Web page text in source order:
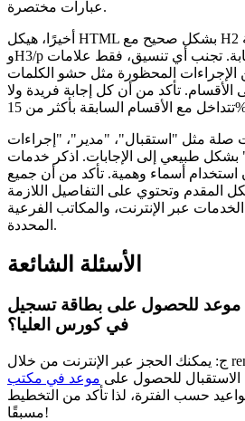
عبارات مختصرة.
أخيرًا، هيكل HTML بشكل صحيح مع H2 لعنوان الأسئلة الشائعة
وH3/p لكل سؤال وإجابة. تجنب أي تنسيق، فقط علامات HTML.
المحظورة مثل حشو الكلمات
الأقسام. تأكد من أن كل إجابة فريدة ولا
بأكثر من 15%.
صلة مثل "استقبال"، "مدير"، "إجراءات
بشكل طبيعي إلى الإجابات. اذكر خدمات
استخدام أسماء وهمية. تأكد من أن جميع
المقدم وتحتوي على التفاصيل اللازمة
عبر الإنترنت، والمكاتب الفرعية
المحددة.
الأسئلة الشائعة
للحصول على بطاقة تسجيل
في كورس العليا؟
ج: يمكنك الحجز عبر الإنترنت من خلال rendezvousprefecture.com أو
الاستقبال للحصول على موعد في مكتب
حسب الفترة، لذا تأكد من التخطيط
مسبقًا!